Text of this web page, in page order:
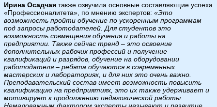
Ирина Осадчая также озвучила основные составляющие успеха
«Профессионалитета», по мнению экспертов: «Это
возможность пройти обучение по ускоренным программам
под запросы работодателей. Для студентов это
возможность совмещения обучения и работы на
предприятии. Также сейчас тренд – это освоение
дополнительных рабочих профессий и получение
квалификаций и разрядов, обучение на оборудовании
работодателя – ребята обучаются в современных
мастерских и лабораториях, и для них это очень важно.
Преподавательский состав имеет возможность повысить
квалификацию на предприятиях, это их также удерживает и
мотивирует к продолжению педагогической работы.